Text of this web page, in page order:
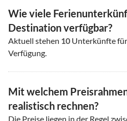
Wie viele
Destination verfügbar?
Aktuell stehen 10 Unterkünfte
Verfügung.
Mit welchem
realistisch rechnen?
Die Preise liegen in der Regel